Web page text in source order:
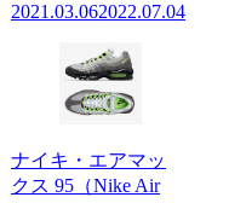
2021.03.062022.07.04
ナイキ・エアマッ
クス 95（Nike Air